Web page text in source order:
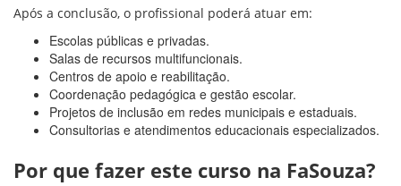
Após a conclusão, o profissional poderá atuar em:
Escolas públicas e privadas.
Salas de recursos multifuncionais.
Centros de apoio e reabilitação.
Coordenação pedagógica e gestão escolar.
Projetos de inclusão em redes municipais e estaduais.
Consultorias e atendimentos educacionais especializados.
Por que fazer este curso na FaSouza?